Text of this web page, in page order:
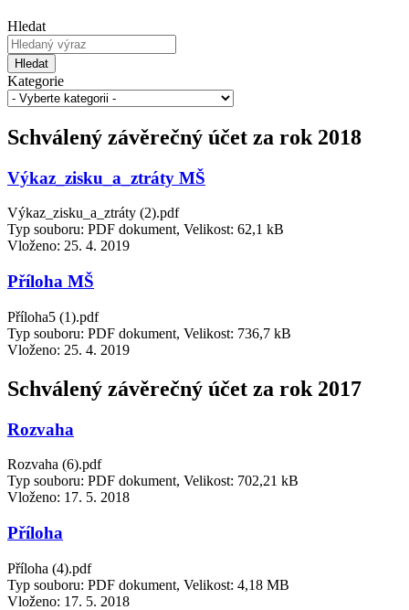
Hledat
Hledat
Kategorie
Schválený závěrečný účet za rok 2018
Výkaz_zisku_a_ztráty MŠ
Výkaz_zisku_a_ztráty (2).pdf
Typ souboru: PDF dokument, Velikost: 62,1 kB
Vloženo: 25. 4. 2019
Příloha MŠ
Příloha5 (1).pdf
Typ souboru: PDF dokument, Velikost: 736,7 kB
Vloženo: 25. 4. 2019
Schválený závěrečný účet za rok 2017
Rozvaha
Rozvaha (6).pdf
Typ souboru: PDF dokument, Velikost: 702,21 kB
Vloženo: 17. 5. 2018
Příloha
Příloha (4).pdf
Typ souboru: PDF dokument, Velikost: 4,18 MB
Vloženo: 17. 5. 2018